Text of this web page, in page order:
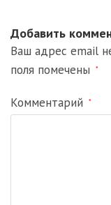
Добавить
Ваш адрес email
поля помечены
*
Комментарий *